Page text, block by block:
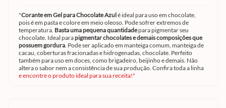
"Corante em Gel para Chocolate Azulé ideal para uso em chocolate,
pois é em pasta e colore em meio oleoso. Pode sofrer extremos de
temperatura. Basta uma pequena quantidadepara pigmentar seu
chocolate. Ideal parapigmentar chocolates e demais composições que
possuem gordura. Pode ser aplicado em manteiga comum, manteiga de
cacau, coberturas fracionadas e hidrogenadas, chocolate. Perfeito
também para uso em doces, como brigadeiro, beijinho e demais. Não
altera o sabor nem a consistência de sua produção. Confira toda a linha
e encontre o produto ideal para sua receita!"